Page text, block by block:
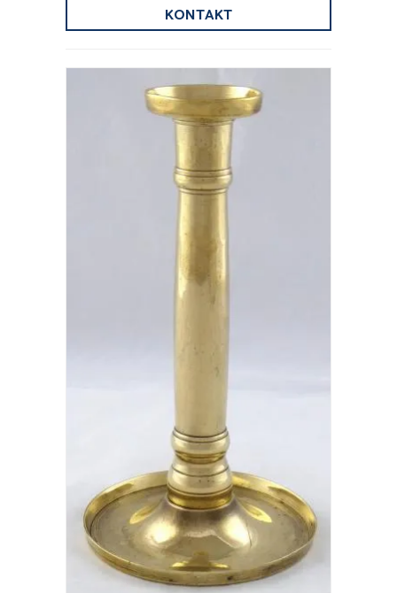
KONTAKT